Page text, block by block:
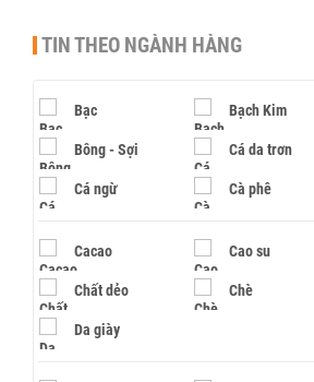
TIN THEO NGÀNH HÀNG
Bạc Bạch Kim
Bông - Sợi Cá da trơn
Cá ngừ Cà phê
Cacao Cao su
Chất dẻo Chè
Da giày